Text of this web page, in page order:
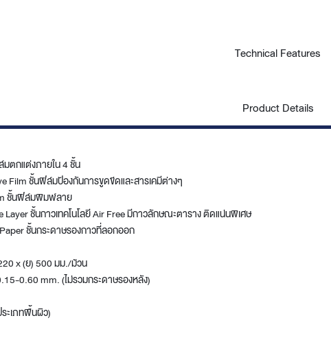
Technical Features
Product Details
มตกแต่งภายใน 4 ชั้น
Film ชั้นฟิล์มป้องกันการขูดขีดและสารเคมีต่างๆ
ชั้นฟิล์มพิมพ์ลาย
Layer ชั้นกาวเทคโนโลยี Air Free มีกาวลักษณะตาราง ติดแน่นพิเศษ
ชั้นกระดาษรองกาวที่ลอกออก
x (ย) 500 มม./ม้วน
0.60 mm. (ไม่รวมกระดาษรองหลัง)
ะเภทพื้นผิว)